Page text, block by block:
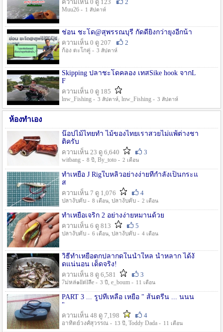
ความเห็น 0 ดู 123
2
Muu26 - 1 สัปดาห์
ช่อน ชะโด@สุพรรณบุรี กัดดียิ่งกว่ายุงอีกน้า
ความเห็น 0 ดู 207
2
ก้อง ตะโกคู่ - 3 สัปดาห์
Skipping ปลาชะโดคลอง เทสSike hook จากL
F
ความเห็น 0 ดู 185
lnw_Fishing - 3 สัปดาห์, lnw_Fishing - 3 สัปดาห์
ห้องทำเอง
น๊อปไม้ไทยทำ ไม้ของไทยเราสวยไม่แพ้ต่างชา
ติครับ
ความเห็น 23 ดู 6,640
3
witbang - 8 ปี , By_toto - 2 เดือน
ทำเหยื่อ J Rigใบหลิวอย่างง่ายที่กำลังเป็นกระแ
ส
ความเห็น 7 ดู 1,076
4
ปลางับคับ - 8 เดือน, ปลางับคับ - 2 เดือน
ทำเหยื่อเจริก 2 อย่างง่ายหมานด้วย
ความเห็น 6 ดู 813
5
ปลางับคับ - 6 เดือน, ปลางับคับ - 4 เดือน
วิธีทำเหยื่อตกปลากดในน้ำใหล น้ำหลาก ได้งั
ดแน่นอน เด็ดจริง!
ความเห็น 8 ดู 6,581
3
7ม่หล่๑llต่lลีe - 3 ปี , e_boum - 11 เดือน
PART 3 ... รูปที่เหลือ เหยื่อ " ส้นตรีน ... นนน
"
ความเห็น 48 ดู 7,198
4
อาทิตย์วงศ์สุวรรณ - 13 ปี , Toddy Dada - 11 เดือน